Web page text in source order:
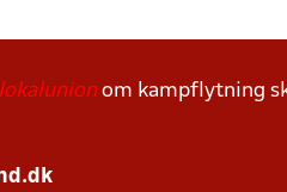
om kampflytning